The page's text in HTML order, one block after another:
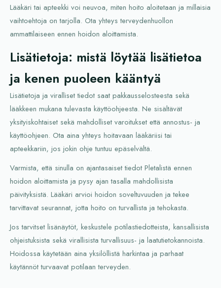
Lääkäri tai apteekki voi neuvoa, miten hoito aloitetaan ja millaisia
vaihtoehtoja on tarjolla. Ota yhteys terveydenhuollon
ammattilaiseen ennen hoidon aloittamista.
Lisätietoja: mistä löytää lisätietoa
ja kenen puoleen kääntyä
Lisätietoja ja viralliset tiedot saat pakkausselosteesta sekä
lääkkeen mukana tulevasta käyttöohjeesta. Ne sisältävät
yksityiskohtaiset sekä mahdolliset varoitukset että annostus- ja
käyttöohjeen. Ota aina yhteys hoitavaan lääkäriisi tai
apteekkariin, jos jokin ohje tuntuu epäselvältä.
Varmista, että sinulla on ajantasaiset tiedot Pletalistä ennen
hoidon aloittamista ja pysy ajan tasalla mahdollisista
päivityksistä. Lääkäri arvioi hoidon soveltuvuuden ja tekee
tarvittavat seurannat, jotta hoito on turvallista ja tehokasta.
Jos tarvitset lisänäytöt, keskustele potilastiedotteista, kansallisista
ohjeistuksista sekä virallisista turvallisuus- ja laatutietokannoista.
Hoidossa käytetään aina yksilöllistä harkintaa ja parhaat
käytännöt turvaavat potilaan terveyden.